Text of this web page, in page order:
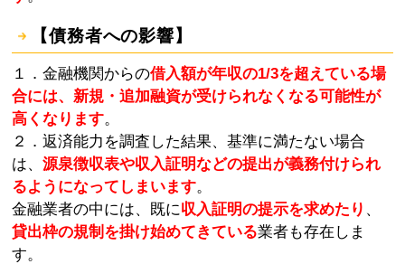
【債務者への影響】
１．金融機関からの借入額が年収の1/3を超えている場
合には、新規・追加融資が受けられなくなる可能性が
高くなります。
２．返済能力を調査した結果、基準に満たない場合
は、源泉徴収表や収入証明などの提出が義務付けられ
るようになってしまいます。
金融業者の中には、既に収入証明の提示を求めたり 、
貸出枠の規制を掛け始めてきている業者も存在しま
す。